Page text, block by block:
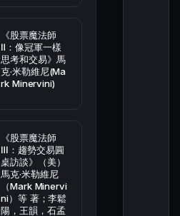
《股票魔法師
Ⅱ：像冠軍一樣
思考和交易》馬
克·米勒維尼(Ma
rk Minervini)
《股票魔法師
Ⅲ：趨勢交易圓
桌訪談》（美）
馬克·米勒維尼
（Mark Minervi
ni）等 著；李鬆
陽，王韻，石孟